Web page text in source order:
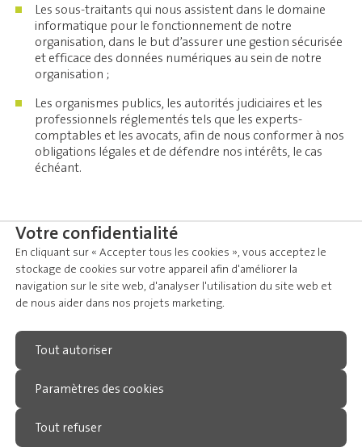
Les sous-traitants qui nous assistent dans le domaine
informatique pour le fonctionnement de notre
organisation, dans le but d’assurer une gestion sécurisée
et efficace des données numériques au sein de notre
organisation ;
Les organismes publics, les autorités judiciaires et les
professionnels réglementés tels que les experts-
comptables et les avocats, afin de nous conformer à nos
obligations légales et de défendre nos intérêts, le cas
échéant.
Combien de temps conservons-nous vos données ?
Nous ne conservons pas vos données à caractère personnel
plus longtemps que nécessaire au regard des finalités pour
lesquelles elles ont été collectées ou traitées.
La durée de conservation dépendant des finalités
spécifiques pour lesquelles les données ont été collectées,
elle peut varier selon les cas.
Dans certains cas, une législation spécifique peut nous
obliger à conserver certaines données pendant une durée
déterminée.
Votre confidentialité
En cliquant sur « Accepter tous les cookies », vous acceptez le
stockage de cookies sur votre appareil afin d'améliorer la
navigation sur le site web, d'analyser l'utilisation du site web et
de nous aider dans nos projets marketing.
Tout autoriser
Paramètres des cookies
Tout refuser